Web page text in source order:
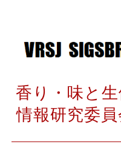
香り・味と
情報研究委員